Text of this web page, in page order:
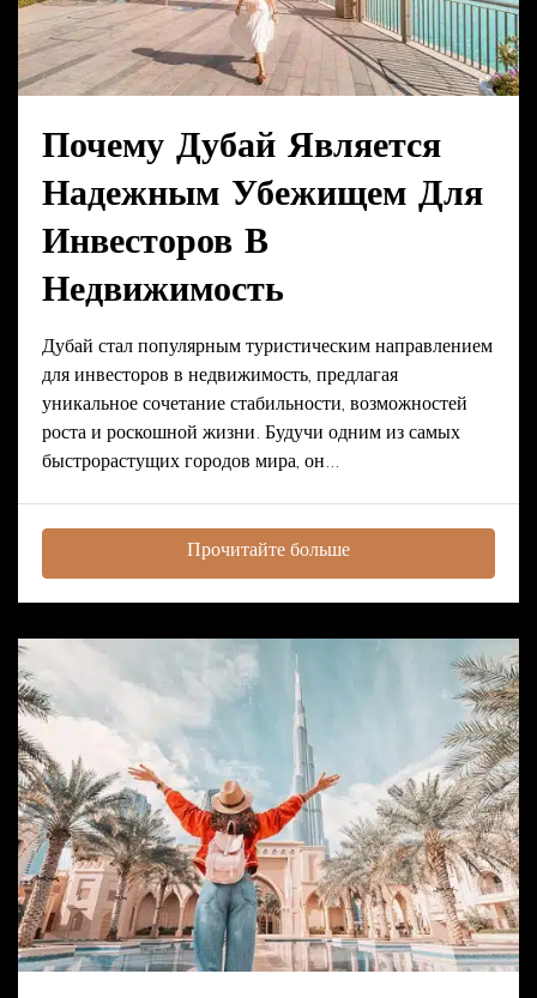
Почему Дубай Является
Надежным Убежищем Для
Инвесторов В
Недвижимость
Дубай стал популярным туристическим направлением
для инвесторов в недвижимость, предлагая
уникальное сочетание стабильности, возможностей
роста и роскошной жизни. Будучи одним из самых
быстрорастущих городов мира, он...
Прочитайте больше